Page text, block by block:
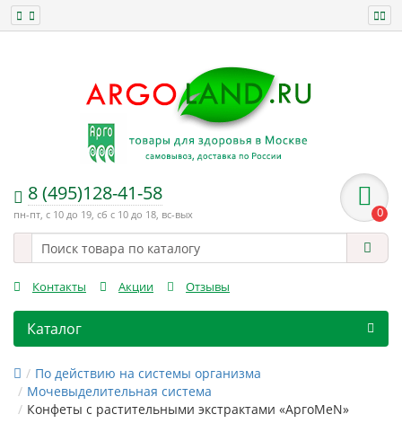
8 (495)128-41-58
пн-пт, с 10 до 19, сб с 10 до 18, вс-вых 0
Контакты Акции Отзывы
Каталог
По действию на системы организма
Мочевыделительная система
Конфеты с растительными экстрактами «АргоMeN»